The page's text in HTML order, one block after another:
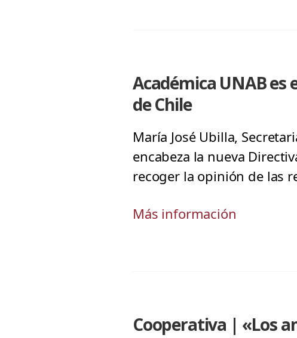
Académica UNAB es
de Chile
María José Ubilla,
encabeza la nueva
recoger la opinión de las
Más información
Cooperativa | «Los